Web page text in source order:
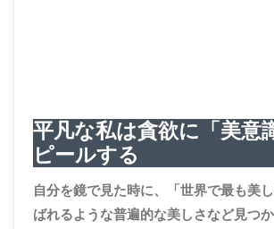
平凡な私は貪欲に「美意
ピールする
自分を鏡で見た時に、「世界で最も美
ばれるような普遍的な美しさなど見つ